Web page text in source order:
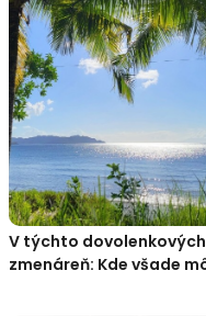
V týchto
zmenáreň: Kde všade